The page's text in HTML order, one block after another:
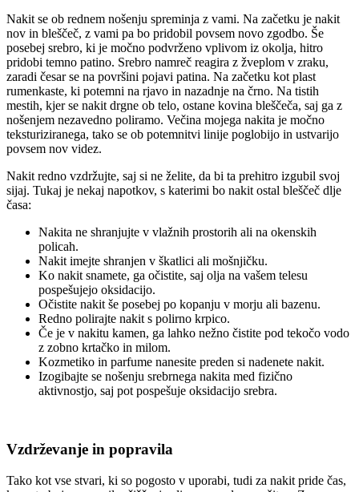
Nakit se ob rednem nošenju spreminja z vami. Na začetku je nakit
nov in bleščeč, z vami pa bo pridobil povsem novo zgodbo. Še
posebej srebro, ki je močno podvrženo vplivom iz okolja, hitro
pridobi temno patino. Srebro namreč reagira z žveplom v zraku,
zaradi česar se na površini pojavi patina. Na začetku kot plast
rumenkaste, ki potemni na rjavo in nazadnje na črno. Na tistih
mestih, kjer se nakit drgne ob telo, ostane kovina bleščeča, saj ga z
nošenjem nezavedno poliramo. Večina mojega nakita je močno
teksturiziranega, tako se ob potemnitvi linije poglobijo in ustvarijo
povsem nov videz.
Nakit redno vzdržujte, saj si ne želite, da bi ta prehitro izgubil svoj
sijaj. Tukaj je nekaj napotkov, s katerimi bo nakit ostal bleščeč dlje
časa:
Nakita ne shranjujte v vlažnih prostorih ali na okenskih
policah.
Nakit imejte shranjen v škatlici ali mošnjičku.
Ko nakit snamete, ga očistite, saj olja na vašem telesu
pospešujejo oksidacijo.
Očistite nakit še posebej po kopanju v morju ali bazenu.
Redno polirajte nakit s polirno krpico.
Če je v nakitu kamen, ga lahko nežno čistite pod tekočo vodo
z zobno krtačko in milom.
Kozmetiko in parfume nanesite preden si nadenete nakit.
Izogibajte se nošenju srebrnega nakita med fizično
aktivnostjo, saj pot pospešuje oksidacijo srebra.
Vzdrževanje in popravila
Tako kot vse stvari, ki so pogosto v uporabi, tudi za nakit pride čas,